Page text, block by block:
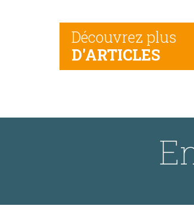
Découvrez plus
D'ARTICLES